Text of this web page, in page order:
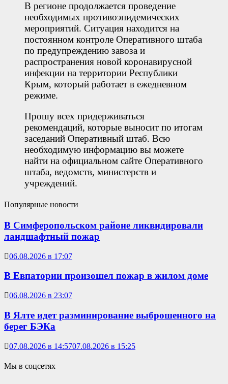
В регионе продолжается проведение
необходимых противоэпидемических
мероприятий. Ситуация находится на
постоянном контроле Оперативного штаба
по предупреждению завоза и
распространения новой коронавирусной
инфекции на территории Республики
Крым, который работает в ежедневном
режиме.
Прошу всех придерживаться
рекомендаций, которые выносит по итогам
заседаний Оперативный штаб. Всю
необходимую информацию вы можете
найти на официальном сайте Оперативного
штаба, ведомств, министерств и
учреждений.
Популярные новости
В Симферопольском районе ликвидировали
ландшафтный пожар
06.08.2026 в 17:07
В Евпатории произошел пожар в жилом доме
06.08.2026 в 23:07
В Ялте идет разминирование выброшенного на
берег БЭКа
07.08.2026 в 14:5707.08.2026 в 15:25
Мы в соцсетях